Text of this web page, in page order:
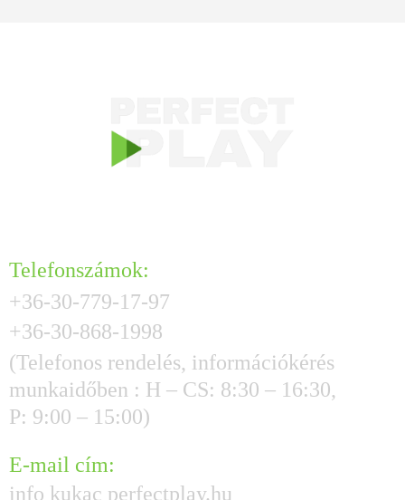
Telefonszámok:
+36-30-779-17-97
+36-30-868-1998
(Telefonos rendelés, információkérés
munkaidőben : H – CS: 8:30 – 16:30,
P: 9:00 – 15:00)
E-mail cím:
info kukac perfectplay.hu